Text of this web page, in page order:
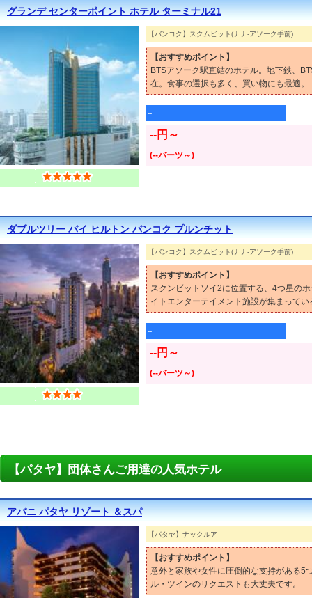
グランデ センターポイント ホテル ターミナル21
【バンコク】スクムビット(ナナ-アソーク手前)
【おすすめポイント】
BTSアソーク駅直結のホテル。地下鉄、
在。食事の選択も多く、買い物にも最適。
--
--円～
(--バーツ～)
ダブルツリー バイ ヒルトン バンコク プルンチット
【バンコク】スクムビット(ナナ-アソーク手前)
【おすすめポイント】
スクンビットソイ2に位置する、4つ星の
イトエンターテイメント施設が集まって
--
--円～
(--バーツ～)
【パタヤ】団体さんご用達の人気ホテル
アバニ パタヤ リゾート ＆スパ
【パタヤ】ナックルア
【おすすめポイント】
意外と家族や女性に圧倒的な支持がある5
ル・ツインのリクエストも大丈夫です。